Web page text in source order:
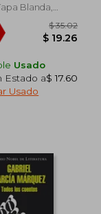
Blanda,
Usado
Estado a$ 17.60
Usado